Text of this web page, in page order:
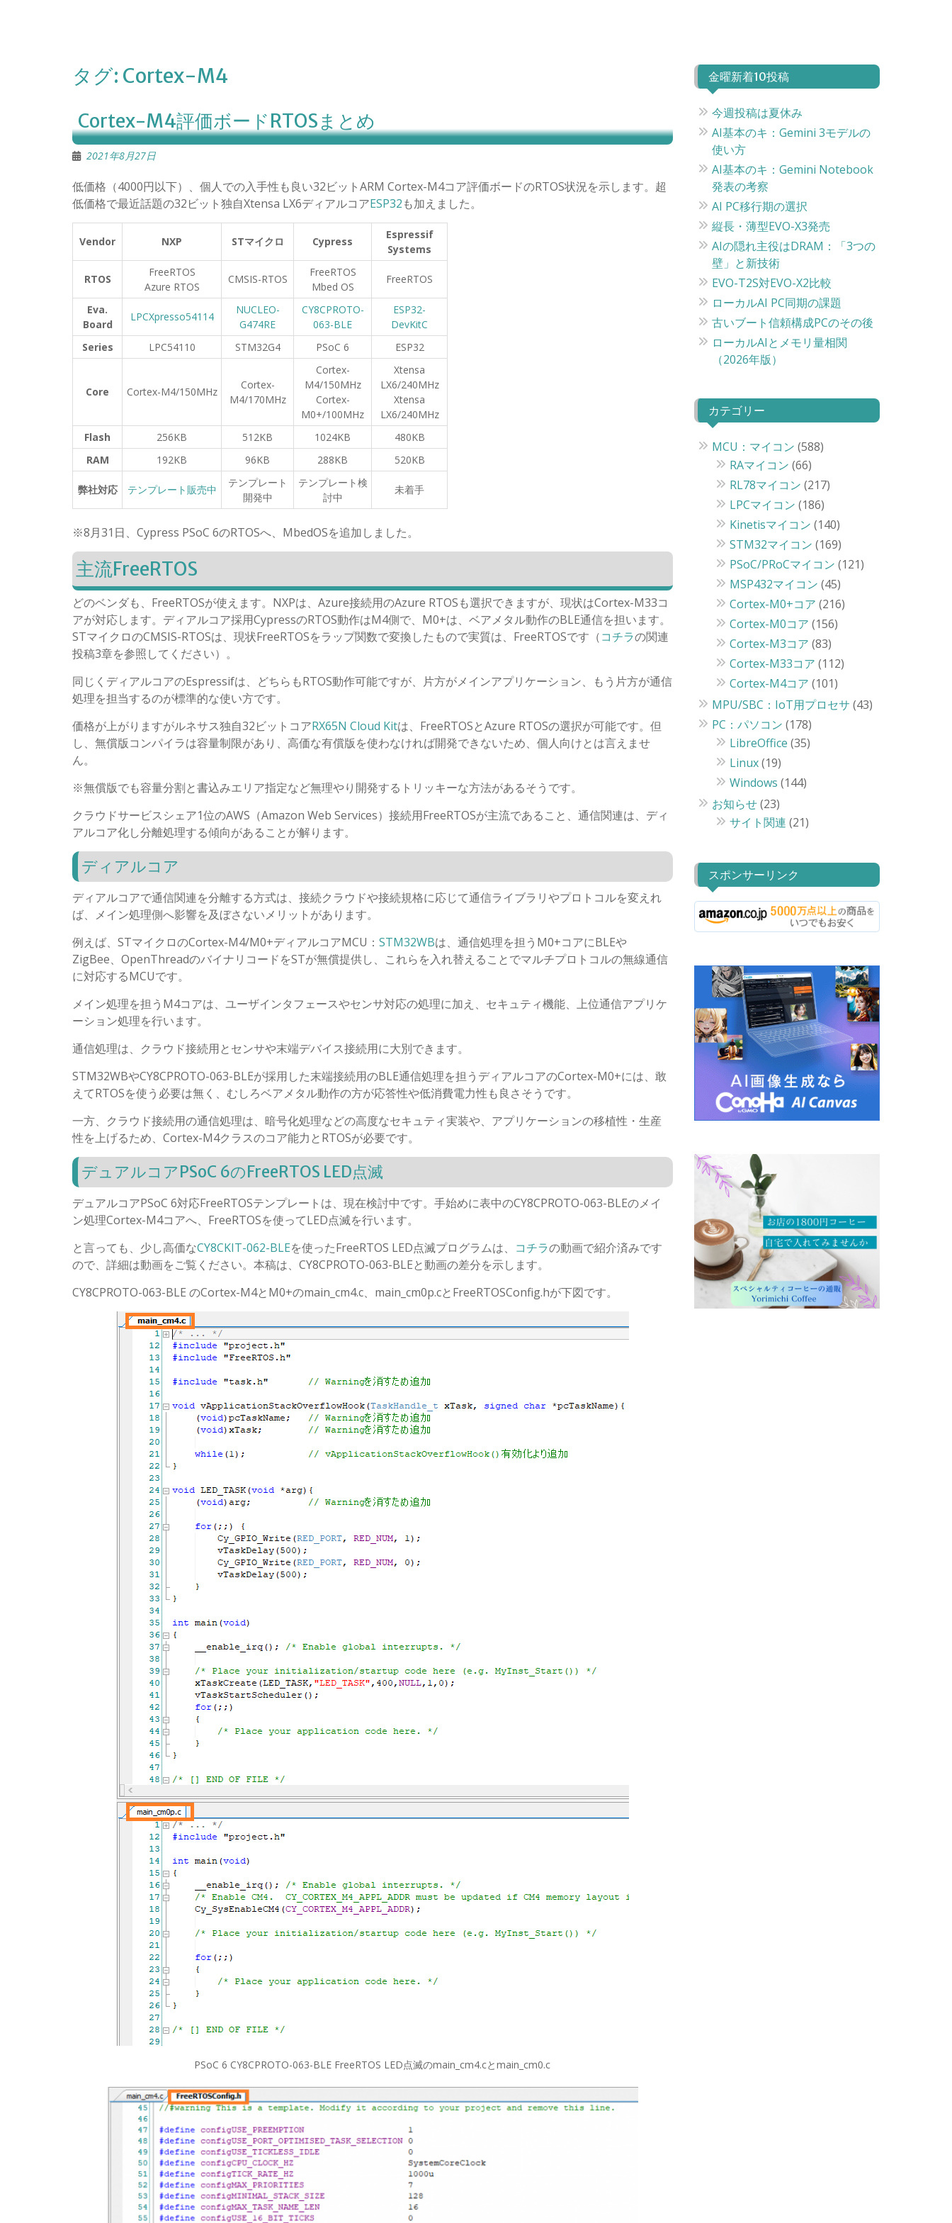
タグ: Cortex-M4
Cortex-M4評価ボードRTOSまとめ
2021年8月27日
低価格（4000円以下）、個人での入手性も良い32ビットARM Cortex-M4コア評価ボードのRTOS状況を示します。超
低価格で最近話題の32ビット独自Xtensa LX6ディアルコアESP32も加えました。
Vendor NXP STマイクロ Cypress
Espressif
Systems
RTOS
FreeRTOS
Azure RTOS
CMSIS-RTOS
FreeRTOS
Mbed OS
FreeRTOS
Eva.
Board
LPCXpresso54114
NUCLEO-
G474RE
CY8CPROTO-
063-BLE
ESP32-
DevKitC
Series
LPC54110 STM32G4 PSoC 6 ESP32
Core Cortex-M4/150MHz
Cortex-
M4/170MHz
Cortex-
M4/150MHz
Cortex-
M0+/100MHz
Xtensa
LX6/240MHz
Xtensa
LX6/240MHz
Flash
256KB 512KB 1024KB
480KB
RAM
192KB 96KB 288KB 520KB
弊社対応 テンプレート販売中
テンプレート
開発中
テンプレート検
討中
未着手
※8月31日、Cypress PSoC 6のRTOSへ、MbedOSを追加しました。
主流FreeRTOS
どのベンダも、FreeRTOSが使えます。NXPは、Azure接続用のAzure RTOSも選択できますが、現状はCortex-M33コ
アが対応します。ディアルコア採用CypressのRTOS動作はM4側で、M0+は、ベアメタル動作のBLE通信を担います。
STマイクロのCMSIS-RTOSは、現状FreeRTOSをラップ関数で変換したもので実質は、FreeRTOSです（コチラの関連
投稿3章を参照してください）。
同じくディアルコアのEspressifは、どちらもRTOS動作可能ですが、片方がメインアプリケーション、もう片方が通信
処理を担当するのが標準的な使い方です。
価格が上がりますがルネサス独自32ビットコアRX65N Cloud Kitは、FreeRTOSとAzure RTOSの選択が可能です。但
し、無償版コンパイラは容量制限があり、高価な有償版を使わなければ開発できないため、個人向けとは言えませ
ん。
※無償版でも容量分割と書込みエリア指定など無理やり開発するトリッキーな方法があるそうです。
クラウドサービスシェア1位のAWS（Amazon Web Services）接続用FreeRTOSが主流であること、通信関連は、ディ
アルコア化し分離処理する傾向があることが解ります。
ディアルコア
ディアルコアで通信関連を分離する方式は、接続クラウドや接続規格に応じて通信ライブラリやプロトコルを変えれ
ば、メイン処理側へ影響を及ぼさないメリットがあります。
例えば、STマイクロのCortex-M4/M0+ディアルコアMCU： STM32WBは、通信処理を担うM0+コアにBLEや
ZigBee、OpenThreadのバイナリコードをSTが無償提供し、これらを入れ替えることでマルチプロトコルの無線通信
に対応するMCUです。
メイン処理を担うM4コアは、ユーザインタフェースやセンサ対応の処理に加え、セキュティ機能、上位通信アプリケ
ーション処理を行います。
通信処理は、クラウド接続用とセンサや末端デバイス接続用に大別できます。
STM32WBやCY8CPROTO-063-BLEが採用した末端接続用のBLE通信処理を担うディアルコアのCortex-M0+には、敢
えてRTOSを使う必要は無く、むしろベアメタル動作の方が応答性や低消費電力性も良さそうです。
一方、クラウド接続用の通信処理は、暗号化処理などの高度なセキュティ実装や、アプリケーションの移植性・生産
性を上げるため、Cortex-M4クラスのコア能力とRTOSが必要です。
デュアルコアPSoC 6のFreeRTOS LED点滅
デュアルコアPSoC 6対応FreeRTOSテンプレートは、現在検討中です。手始めに表中のCY8CPROTO-063-BLEのメイ
ン処理Cortex-M4コアへ、FreeRTOSを使ってLED点滅を行います。
と言っても、少し高価なCY8CKIT-062-BLEを使ったFreeRTOS LED点滅プログラムは、 コチラの動画で紹介済みです
ので、詳細は動画をご覧ください。本稿は、CY8CPROTO-063-BLEと動画の差分を示します。
CY8CPROTO-063-BLE のCortex-M4とM0+のmain_cm4.c、main_cm0p.cとFreeRTOSConfig.hが下図です。
PSoC 6 CY8CPROTO-063-BLE FreeRTOS LED点滅のmain_cm4.cとmain_cm0.c
金曜新着10投稿
今週投稿は夏休み
AI基本のキ：Gemini 3モデルの
使い方
AI基本のキ：Gemini Notebook
発表の考察
AI PC移行期の選択
縦長・薄型EVO-X3発売
AIの隠れ主役はDRAM：「3つの
壁」と新技術
EVO-T2S対EVO-X2比較
ローカルAI PC同期の課題
古いブート信頼構成PCのその後
ローカルAIとメモリ量相関
（2026年版）
カテゴリー
MCU：マイコン (588)
RAマイコン (66)
RL78マイコン (217)
LPCマイコン (186)
Kinetisマイコン (140)
STM32マイコン (169)
PSoC/PRoCマイコン (121)
MSP432マイコン (45)
Cortex-M0+コア (216)
Cortex-M0コア (156)
Cortex-M3コア (83)
Cortex-M33コア (112)
Cortex-M4コア (101)
MPU/SBC：IoT用プロセサ (43)
PC：パソコン (178)
LibreOffice (35)
Linux(19)
Windows (144)
お知らせ(23)
サイト関連 (21)
スポンサーリンク